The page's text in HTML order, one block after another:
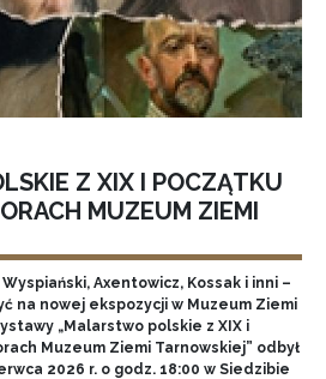
Z XIX I POCZĄTKU
MUZEUM ZIEMI
Axentowicz, Kossak i inni –
na nowej ekspozycji w Muzeum Ziemi
„Malarstwo polskie z XIX i
Muzeum Ziemi Tarnowskiej” odbył
2026 r. o godz. 18:00 w Siedzibie